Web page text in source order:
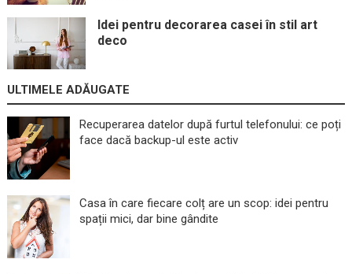
Idei pentru decorarea casei în stil art
deco
ULTIMELE ADĂUGATE
Recuperarea datelor după furtul telefonului: ce poți
face dacă backup-ul este activ
Casa în care fiecare colț are un scop: idei pentru
spații mici, dar bine gândite